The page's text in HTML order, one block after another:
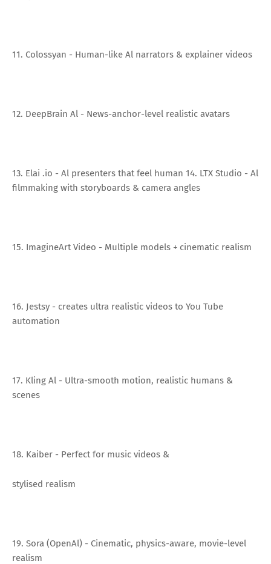
11. Colossyan - Human-like Al narrators & explainer videos
12. DeepBrain Al - News-anchor-level realistic avatars
13. Elai .io - Al presenters that feel human 14. LTX Studio - Al
filmmaking with storyboards & camera angles
15. ImagineArt Video - Multiple models + cinematic realism
16. Jestsy - creates ultra realistic videos to You Tube
automation
17. Kling Al - Ultra-smooth motion, realistic humans &
scenes
18. Kaiber - Perfect for music videos &
stylised realism
19. Sora (OpenAl) - Cinematic, physics-aware, movie-level
realism